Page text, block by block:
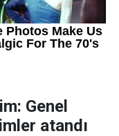
Genel
atandı